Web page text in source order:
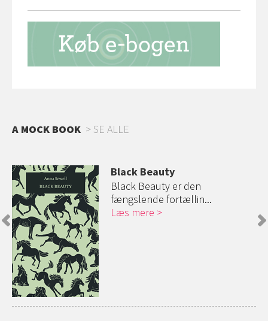
A MOCK BOOK SE ALLE
Black Beauty
Black Beauty er den
fængslende fortællin...
Læs mere